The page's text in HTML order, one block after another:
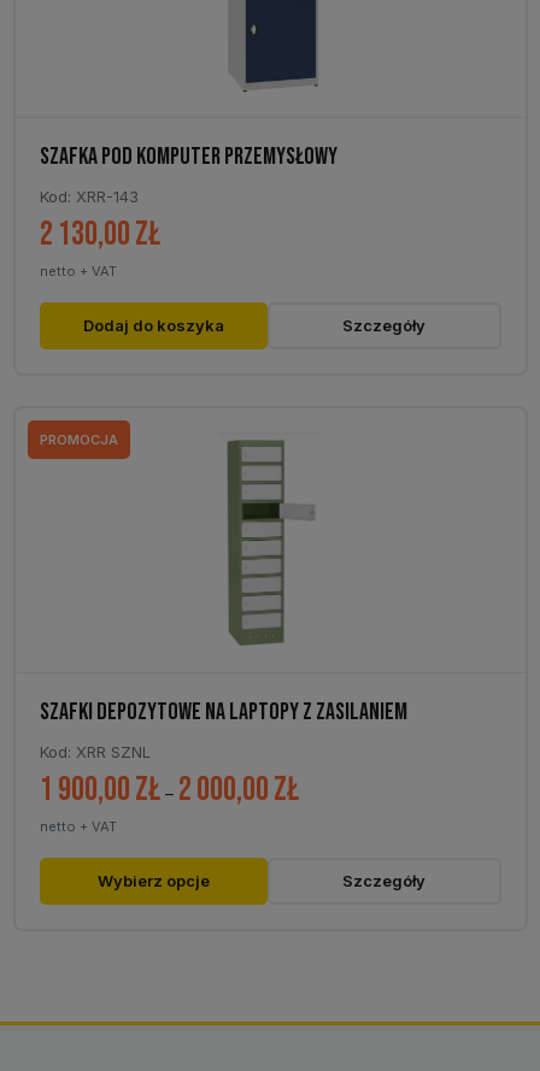
SZAFKA POD KOMPUTER PRZEMYSŁOWY
Kod: XRR-143
2 130,00zł
netto + VAT
Dodaj do koszyka Szczegóły
PROMOCJA
SZAFKI DEPOZYTOWE NA LAPTOPY Z ZASILANIEM
Kod: XRR SZNL
1 900,00zł – 2 000,00zł
netto + VAT
Wybierz opcje
Ten
produkt
można
Szczegóły